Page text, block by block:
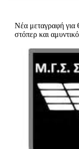
Νέα μεταγραφή για
στόπερ και